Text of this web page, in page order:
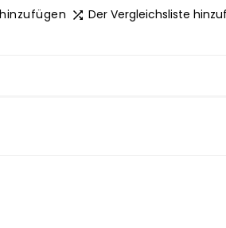
 Der Vergleichsliste